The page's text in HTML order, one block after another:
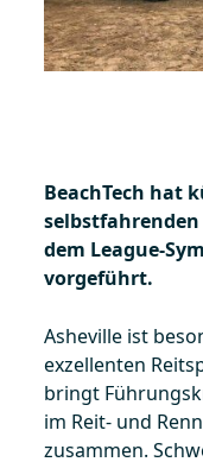
BeachTech hat
selbstfahrenden
dem League-
vorgeführt.
Asheville ist
exzellenten
bringt
im Reit- und
zusammen.